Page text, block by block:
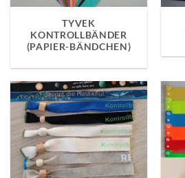
TYVEK
KONTROLLBÄNDER
(PAPIER-BÄNDCHEN)